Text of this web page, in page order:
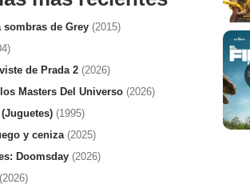
sombras de Grey (2015)
de Prada 2 (2026)
Masters Del Universo (2026)
(1995)
y ceniza(2025)
Doomsday (2026)
(2026)